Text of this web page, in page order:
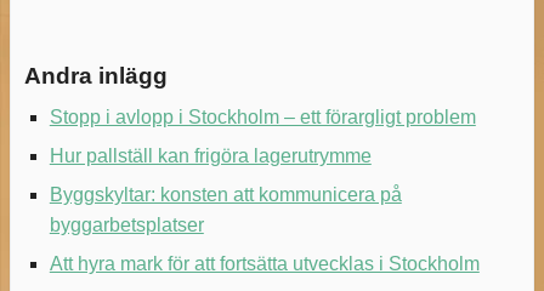
Andra inlägg
Stopp i avlopp i Stockholm – ett förargligt problem
Hur pallställ kan frigöra lagerutrymme
Byggskyltar: konsten att kommunicera på
byggarbetsplatser
Att hyra mark för att fortsätta utvecklas i Stockholm